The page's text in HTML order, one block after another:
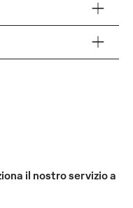
il nostro servizio a